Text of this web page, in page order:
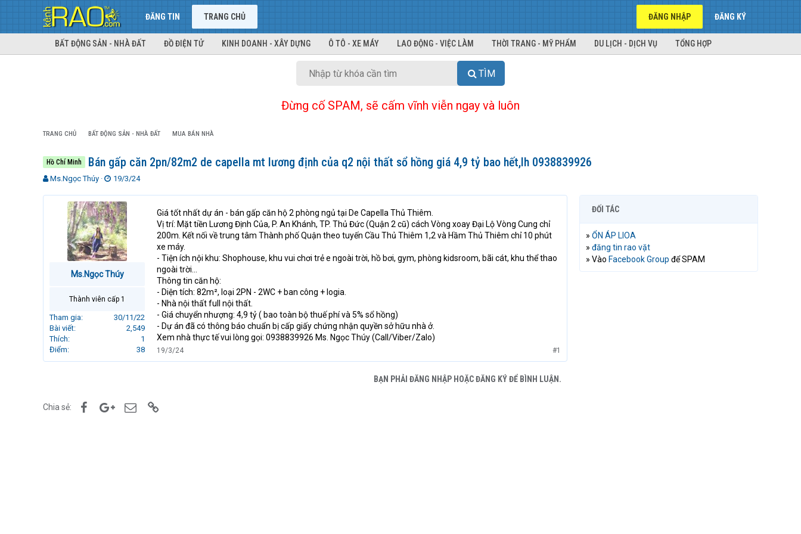
ĐĂNG TIN TRANG CHỦ ĐĂNG NHẬP ĐĂNG KÝ
BẤT ĐỘNG SẢN - NHÀ ĐẤT ĐỒ ĐIỆN TỬ KINH DOANH - XÂY DỰNG Ô TÔ - XE MÁY LAO ĐỘNG - VIỆC LÀM THỜI TRANG - MỸ PHẨM DU LỊCH - DỊCH VỤ TỔNG HỢP
TÌM
Đừng cố SPAM, sẽ cấm vĩnh viễn ngay và luôn
TRANG CHỦ BẤT ĐỘNG SẢN - NHÀ ĐẤT MUA BÁN NHÀ
Hồ Chí Minh Bán gấp căn 2pn/82m2 de capella mt lương định của q2 nội thất sổ hồng giá 4,9 tỷ bao hết,lh 0938839926
T
Ms.Ngọc Thúy
N
à
y
g
ử
i
19/3/24
Ms.Ngọc Thúy
Thành viên cấp 1
Tham gia
30/11/22
Bài viết
2,549
Thích
1
Điểm
38
Giá tốt nhất dự án - bán gấp căn hộ 2 phòng ngủ tại De Capella Thủ Thiêm.
Vị trí: Mặt tiền Lương Định Của, P. An Khánh, TP. Thủ Đức (Quận 2 cũ) cách Vòng xoay Đại Lộ Vòng Cung chỉ
200m. Kết nối về trung tâm Thành phố Quận theo tuyến Cầu Thủ Thiêm 1,2 và Hầm Thủ Thiêm chỉ 10 phút
xe máy.
- Tiện ích nội khu: Shophouse, khu vui chơi trẻ e ngoài trời, hồ bơi, gym, phòng kidsroom, bãi cát, khu thể thao
ngoài trời...
Thông tin căn hộ:
- Diện tích: 82m², loại 2PN - 2WC + ban công + logia.
- Nhà nội thất full nội thất.
- Giá chuyển nhượng: 4,9 tỷ ( bao toàn bộ thuế phí và 5% sổ hồng)
- Dự án đã có thông báo chuẩn bị cấp giấy chứng nhận quyền sở hữu nhà ở.
Xem nhà thực tế vui lòng gọi: 0938839926 Ms. Ngọc Thúy (Call/Viber/Zalo)
19/3/24 #1
BẠN PHẢI ĐĂNG NHẬP HOẶC ĐĂNG KÝ ĐỂ BÌNH LUẬN.
Chia sẻ: FacebookGoogle+Email
ĐỐI TÁC
» ỔN ÁP LIOA
» đăng tin rao vặt
» Vào Facebook Group để SPAM